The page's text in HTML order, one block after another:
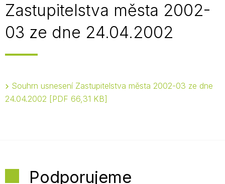
Zastupitelstva města 2002-
03 ze dne 24.04.2002
Souhrn usnesení Zastupitelstva města 2002-03 ze dne
24.04.2002
PDF 66,31 KB
Podporujeme